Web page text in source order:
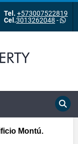
Tel. +573007522819
Cel.3013262048 -
Montú.